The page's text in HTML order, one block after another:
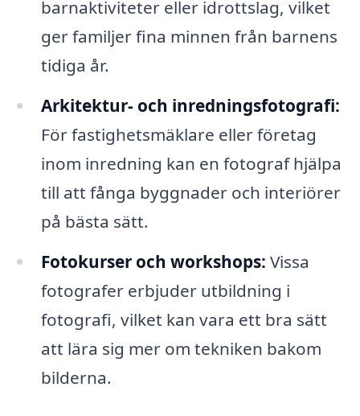
barnaktiviteter eller idrottslag, vilket
ger familjer fina minnen från barnens
tidiga år.
Arkitektur- och inredningsfotografi:
För fastighetsmäklare eller företag
inom inredning kan en fotograf hjälpa
till att fånga byggnader och interiörer
på bästa sätt.
Fotokurser och workshops: Vissa
fotografer erbjuder utbildning i
fotografi, vilket kan vara ett bra sätt
att lära sig mer om tekniken bakom
bilderna.